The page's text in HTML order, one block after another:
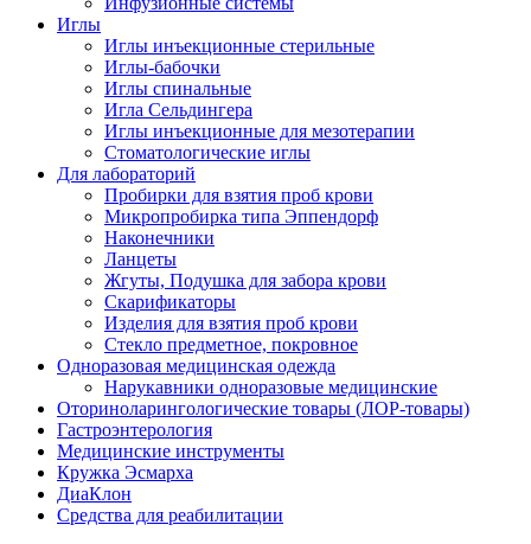
Иглы
Иглы инъекционные стерильные
Иглы-бабочки
Иглы спинальные
Игла Сельдингера
Иглы инъекционные для мезотерапии
Стоматологические иглы
Для лабораторий
Пробирки для взятия проб крови
Микропробирка типа Эппендорф
Наконечники
Ланцеты
Жгуты, Подушка для забора крови
Скарификаторы
Изделия для взятия проб крови
Стекло предметное, покровное
Одноразовая медицинская одежда
Нарукавники одноразовые медицинские
Оториноларингологические товары (ЛОР-товары)
Гастроэнтерология
Медицинские инструменты
Кружка Эсмарха
ДиаКлон
Средства для реабилитации